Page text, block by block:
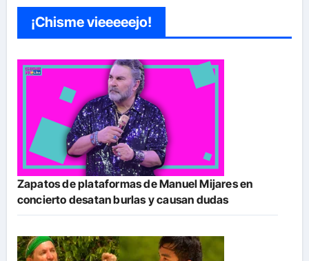
¡Chisme vieeeeejo!
Zapatos de plataformas de Manuel Mijares en
concierto desatan burlas y causan dudas